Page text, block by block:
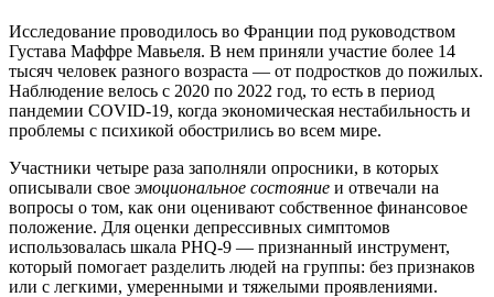
Исследование проводилось во Франции под руководством
Густава Маффре Мавьеля. В нем приняли участие более 14
тысяч человек разного возраста — от подростков до пожилых.
Наблюдение велось с 2020 по 2022 год, то есть в период
пандемии COVID-19, когда экономическая нестабильность и
проблемы с психикой обострились во всем мире.
Участники четыре раза заполняли опросники, в которых
описывали свое эмоциональное состояние и отвечали на
вопросы о том, как они оценивают собственное финансовое
положение. Для оценки депрессивных симптомов
использовалась шкала PHQ-9 — признанный инструмент,
который помогает разделить людей на группы: без признаков
или с легкими, умеренными и тяжелыми проявлениями.